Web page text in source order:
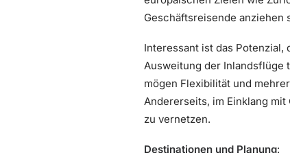
Geschäftsreisende anziehen
Interessant ist das
Ausweitung der Inlandsflüge
mögen Flexibilität und
Andererseits, im Einklang
zu vernetzen.
Destinationen und Planung: